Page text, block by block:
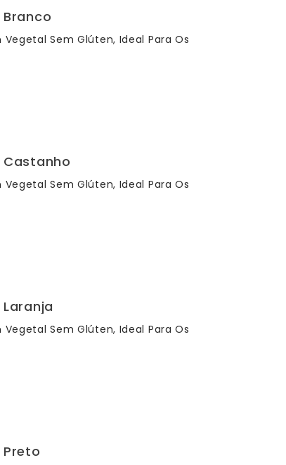
Sem Glúten, Ideal Para Os
Sem Glúten, Ideal Para Os
Sem Glúten, Ideal Para Os